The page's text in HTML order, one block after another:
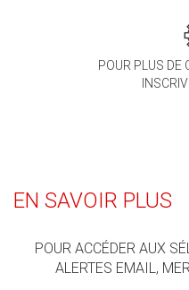
POUR PLUS DE
EN SAVOIR PLUS
POUR ACCÉDER AUX
ALERTES EMAIL,